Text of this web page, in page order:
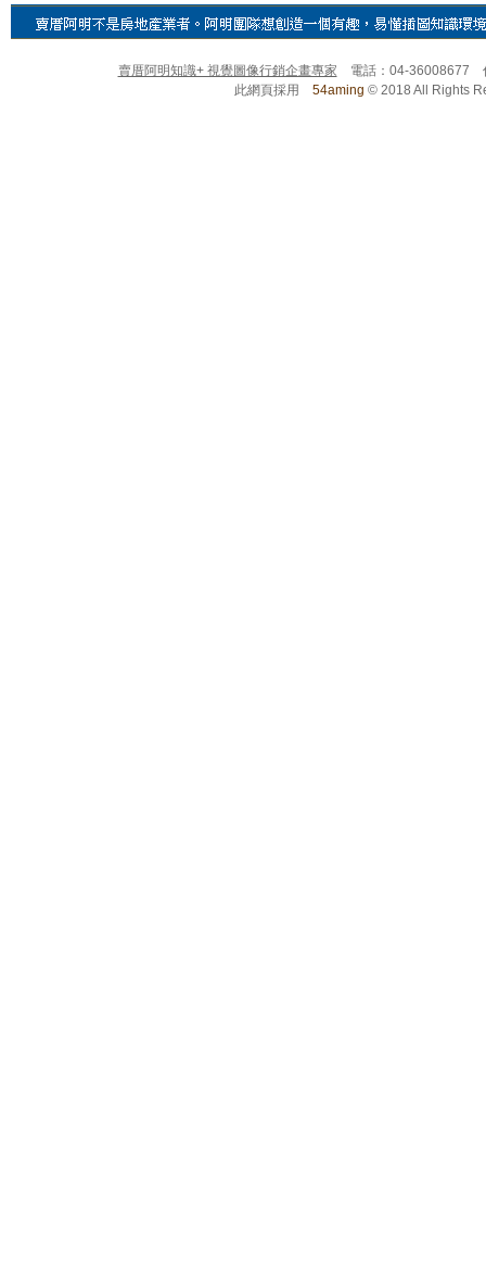
賣厝阿明知識+ 視覺圖像行銷企畫專家 電話：04-36008677
此網頁採用 54aming © 2018 All Rights